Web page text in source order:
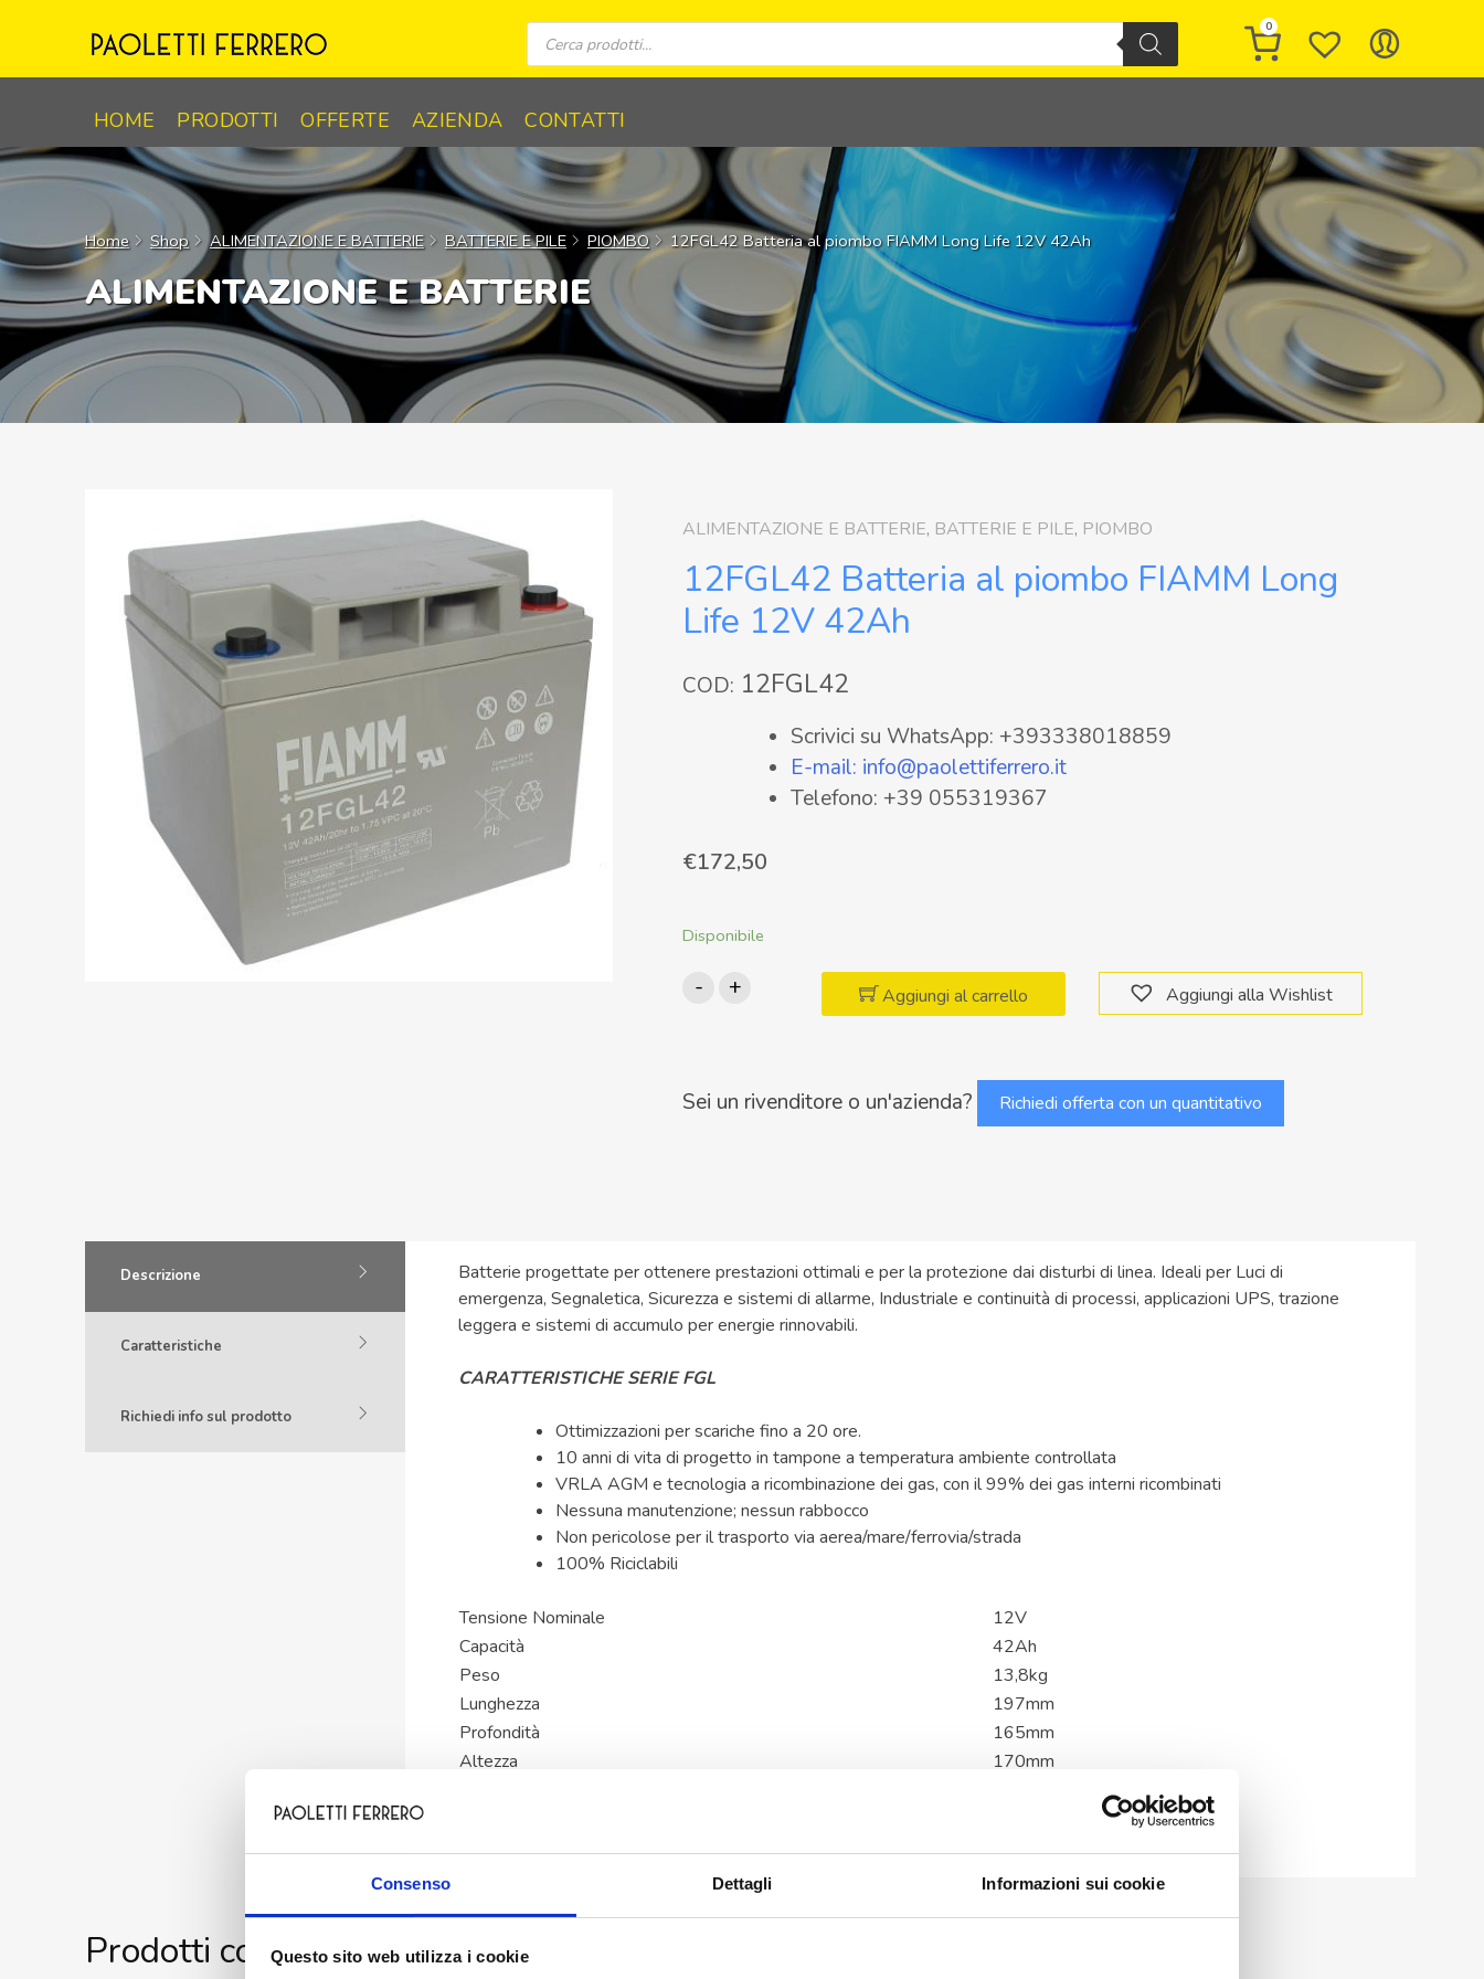
Consenso Dettagli Informazioni sui cookie
Questo sito web utilizza i cookie
Ricerca
prodotti
0
HOME PRODOTTI OFFERTE AZIENDA CONTATTI
Home Shop ALIMENTAZIONE E BATTERIE BATTERIE E PILE PIOMBO 12FGL42 Batteria al piombo FIAMM Long Life 12V 42Ah
ALIMENTAZIONE E BATTERIE
ALIMENTAZIONE E BATTERIE, BATTERIE E PILE, PIOMBO
12FGL42 Batteria al piombo FIAMM Long
Life 12V 42Ah
COD: 12FGL42
Scrivici su WhatsApp: +393338018859
E-mail: info@paolettiferrero.it
Telefono: +39 055319367
€172,50
Disponibile
-
12FGL42
FIAMM
Long
+ Aggiungi al carrello Aggiungi alla Wishlist
Sei un rivenditore o un'azienda? Richiedi offerta con un quantitativo
Descrizione
Caratteristiche
Richiedi info sul prodotto
Batterie progettate per ottenere prestazioni ottimali e per la protezione dai disturbi di linea. Ideali per Luci di
emergenza, Segnaletica, Sicurezza e sistemi di allarme, Industriale e continuità di processi, applicazioni UPS, trazione
leggera e sistemi di accumulo per energie rinnovabili.
CARATTERISTICHE SERIE FGL
Ottimizzazioni per scariche fino a 20 ore.
10 anni di vita di progetto in tampone a temperatura ambiente controllata
VRLA AGM e tecnologia a ricombinazione dei gas, con il 99% dei gas interni ricombinati
Nessuna manutenzione; nessun rabbocco
Non pericolose per il trasporto via aerea/mare/ferrovia/strada
100% Riciclabili
Tensione Nominale
12V
Capacità
42Ah
Peso
13,8kg
Lunghezza
197mm
Profondità
165mm
Altezza
170mm
Prodotti correlati